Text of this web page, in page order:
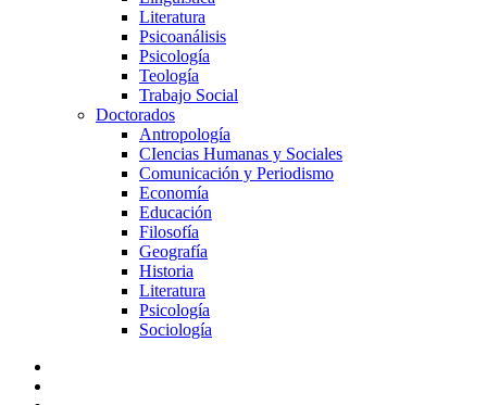
Literatura
Psicoanálisis
Psicología
Teología
Trabajo Social
Doctorados
Antropología
CIencias Humanas y Sociales
Comunicación y Periodismo
Economía
Educación
Filosofía
Geografía
Historia
Literatura
Psicología
Sociología